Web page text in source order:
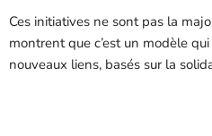
Ces initiatives ne sont pas la
montrent que c’est un modèle
nouveaux liens, basés sur la